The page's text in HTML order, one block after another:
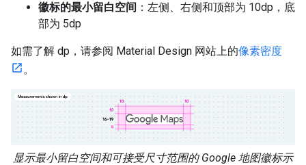
徽标的最小留白空间 ：左侧、右侧和顶部为 10dp，底
部为 5dp
如需了解 dp，请参阅 Material Design 网站上的像素密度
。
显示最小留白空间和可接受尺寸范围的 Google 地图徽标示